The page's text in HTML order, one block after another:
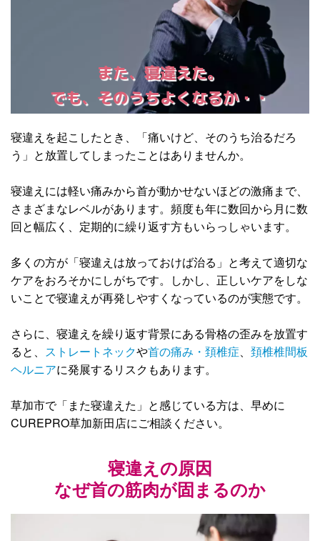
また、寝違えた。
でも、そのうちよくなるか・・
寝違えを起こしたとき、「痛いけど、そのうち治るだろ
う」と放置してしまったことはありませんか。
寝違えには軽い痛みから首が動かせないほどの激痛まで、
さまざまなレベルがあります。頻度も年に数回から月に数
回と幅広く、定期的に繰り返す方もいらっしゃいます。
多くの方が「寝違えは放っておけば治る」と考えて適切な
ケアをおろそかにしがちです。しかし、正しいケアをしな
いことで寝違えが再発しやすくなっているのが実態です。
さらに、寝違えを繰り返す背景にある骨格の歪みを放置す
ると、 ストレートネックや首の痛み・頚椎症、 頚椎椎間板
ヘルニアに発展するリスクもあります。
草加市で「また寝違えた」と感じている方は、早めに
CUREPRO草加新田店にご相談ください。
寝違えの原因
なぜ首の筋肉が固まるのか